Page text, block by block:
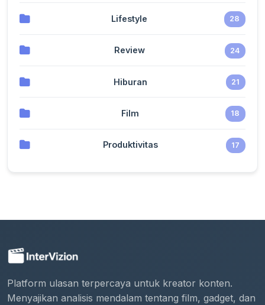
Lifestyle 28
Review 24
Hiburan 21
Film 18
Produktivitas 17
Platform ulasan terpercaya untuk kreator konten.
Menyajikan analisis mendalam tentang film, gadget, dan